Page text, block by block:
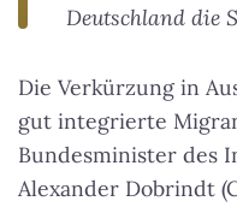
Deutschland die
Die Verkürzung in
gut integrierte
Bundesminister des
Alexander Dobrindt